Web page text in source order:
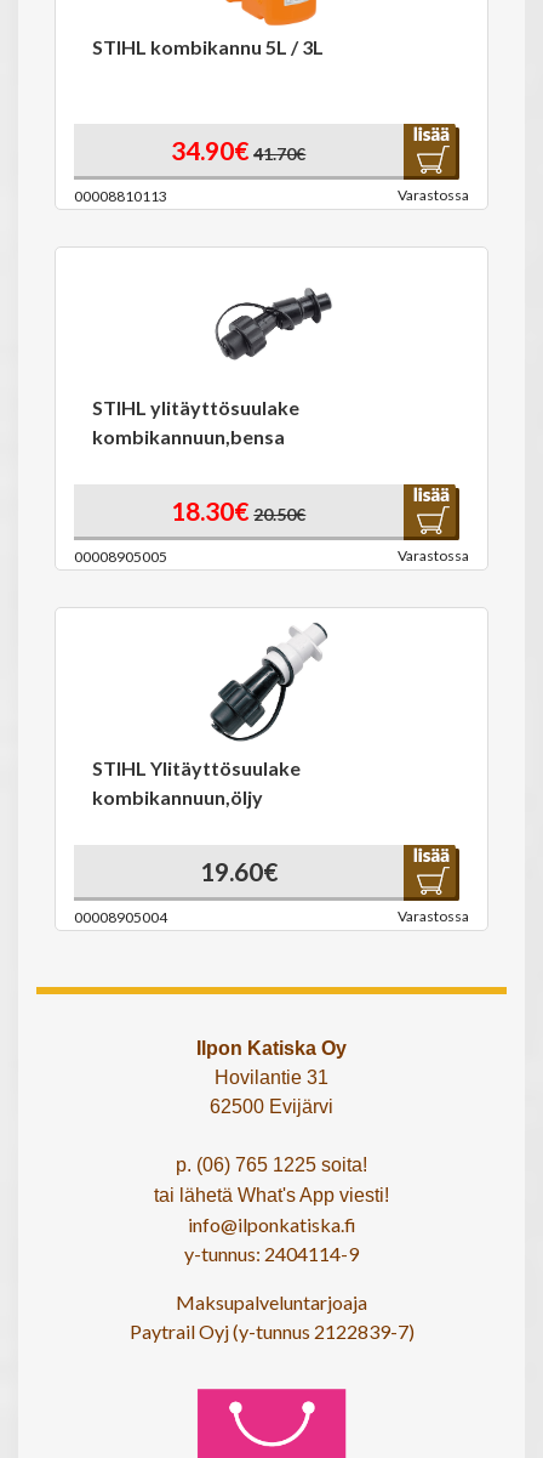
STIHL kombikannu 5L / 3L
34.90€ 41.70€
00008810113 Varastossa
STIHL ylitäyttösuulake
kombikannuun,bensa
18.30€ 20.50€
00008905005 Varastossa
STIHL Ylitäyttösuulake
kombikannuun,öljy
19.60€
00008905004 Varastossa
Ilpon Katiska Oy
Hovilantie 31
62500 Evijärvi
p. (06) 765 1225 soita!
tai lähetä What's App viesti!
info@ilponkatiska.fi
y-tunnus: 2404114-9
Maksupalveluntarjoaja
Paytrail Oyj (y-tunnus 2122839-7)